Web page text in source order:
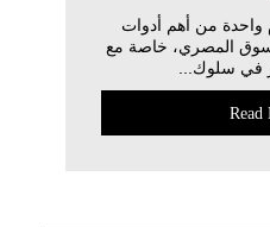
واحدة من أهم أدوات
المصري، خاصة مع
في سلوك...
Read